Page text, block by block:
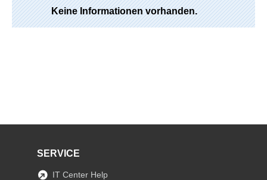
Keine Informationen vorhanden.
SERVICE
IT Center Help